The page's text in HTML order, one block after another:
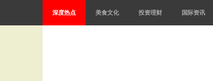
深度热点 美食文化 投资理财 国际资讯